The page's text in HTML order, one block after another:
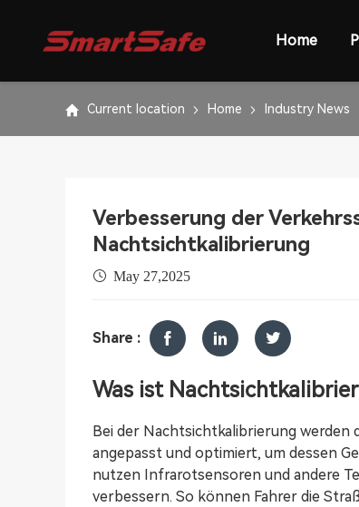
Home
Current location Home Industry News
Verbesserung der
Nachtsichtkalibrierung
May 27,2025
Share :
Was ist
Bei der Nachtsichtkalibrierung werden
angepasst und optimiert, um dessen
nutzen Infrarotsensoren und andere
verbessern. So können Fahrer die